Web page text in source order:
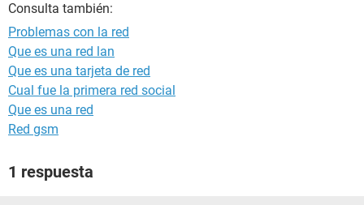
Consulta también:
Problemas con la red
Que es una red lan
Que es una tarjeta de red
Cual fue la primera red social
Que es una red
Red gsm
1 respuesta